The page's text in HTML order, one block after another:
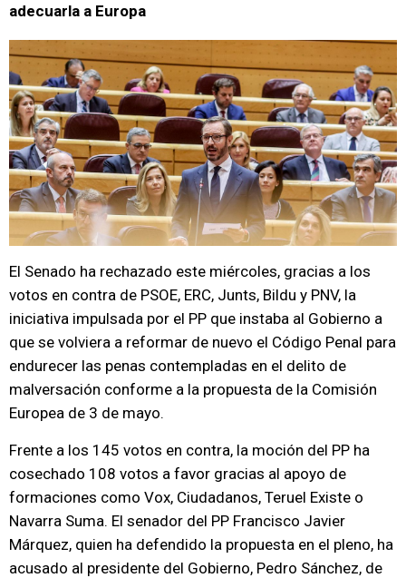
adecuarla a Europa
El Senado ha rechazado este miércoles, gracias a los
votos en contra de PSOE, ERC, Junts, Bildu y PNV, la
iniciativa impulsada por el PP que instaba al Gobierno a
que se volviera a reformar de nuevo el Código Penal para
endurecer las penas contempladas en el delito de
malversación conforme a la propuesta de la Comisión
Europea de 3 de mayo.
Frente a los 145 votos en contra, la moción del PP ha
cosechado 108 votos a favor gracias al apoyo de
formaciones como Vox, Ciudadanos, Teruel Existe o
Navarra Suma. El senador del PP Francisco Javier
Márquez, quien ha defendido la propuesta en el pleno, ha
acusado al presidente del Gobierno, Pedro Sánchez, de